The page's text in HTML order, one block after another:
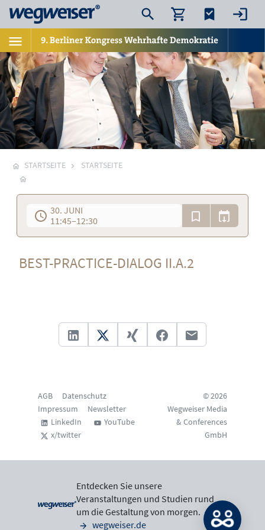
STARTSEITE STARTSEITE
30. JUNI
11:45–12:30
BEST-PRACTICE-DIALOG II.A.2
AGB
Datenschutz
Impressum
Newsletter
LinkedIn
YouTube
x/twitter
© 2026
Wegweiser Media
& Conferences
GmbH
Entdecken Sie unsere
Veranstaltungen und Studien rund
um die Gestaltung von morgen.
wegweiser.de